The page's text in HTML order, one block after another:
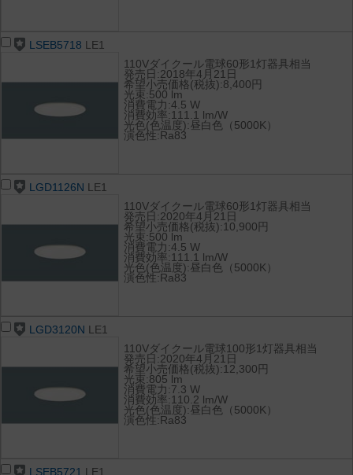
LSEB5718 LE1
110Vダイクール電球60形1灯器具相当
発売日:2018年4月21日
希望小売価格(税抜):8,400円
光束:500 lm
消費電力:4.5 W
消費効率:111.1 lm/W
光色(色温度):昼白色（5000K）
演色性:Ra83
LGD1126N LE1
110Vダイクール電球60形1灯器具相当
発売日:2020年4月21日
希望小売価格(税抜):10,900円
光束:500 lm
消費電力:4.5 W
消費効率:111.1 lm/W
光色(色温度):昼白色（5000K）
演色性:Ra83
LGD3120N LE1
110Vダイクール電球100形1灯器具相当
発売日:2020年4月21日
希望小売価格(税抜):12,300円
光束:805 lm
消費電力:7.3 W
消費効率:110.2 lm/W
光色(色温度):昼白色（5000K）
演色性:Ra83
LSEB5721 LE1